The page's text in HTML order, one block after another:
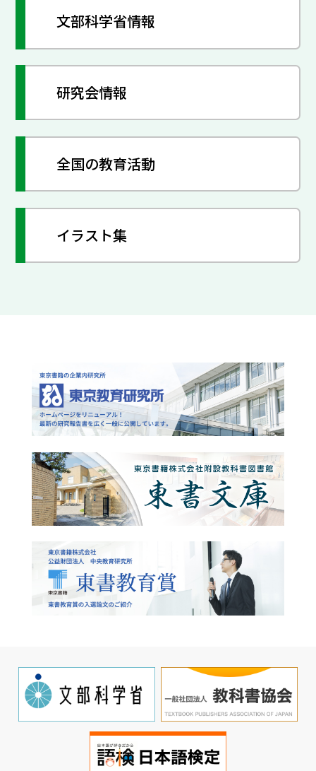
文部科学省情報
研究会情報
全国の教育活動
イラスト集